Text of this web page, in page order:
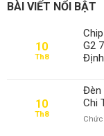
BÀI VIẾT NỔI BẬT
10
Th8
G2
10
Th8
Đèn
Chi